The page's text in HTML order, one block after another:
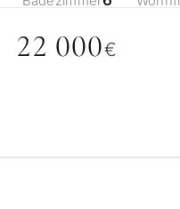
22 000€
ANFRAGEN